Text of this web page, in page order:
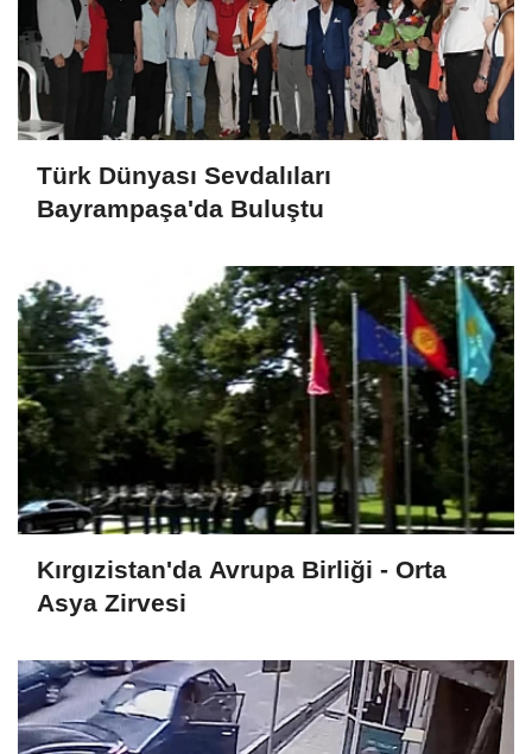
Türk Dünyası Sevdalıları
Bayrampaşa'da Buluştu
Kırgızistan'da Avrupa Birliği - Orta
Asya Zirvesi